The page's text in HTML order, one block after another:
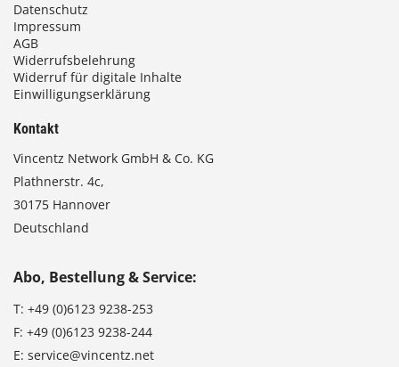
Datenschutz
Impressum
AGB
Widerrufsbelehrung
Widerruf für digitale Inhalte
Einwilligungserklärung
Kontakt
Vincentz Network GmbH & Co. KG
Plathnerstr. 4c,
30175 Hannover
Deutschland
Abo, Bestellung & Service:
T: +49 (0)6123 9238-253
F: +49 (0)6123 9238-244
E: service@vincentz.net